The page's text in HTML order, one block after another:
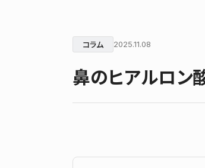
コラム 2025.11.08
鼻のヒアルロン